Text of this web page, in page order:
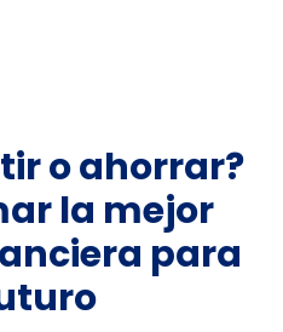
o ahorrar?
la mejor
para